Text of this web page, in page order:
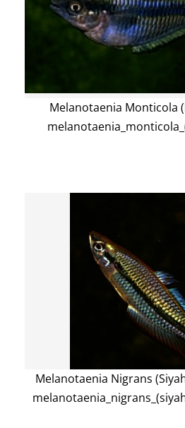
Melanotaenia Monticola
Melanotaenia Nigrans